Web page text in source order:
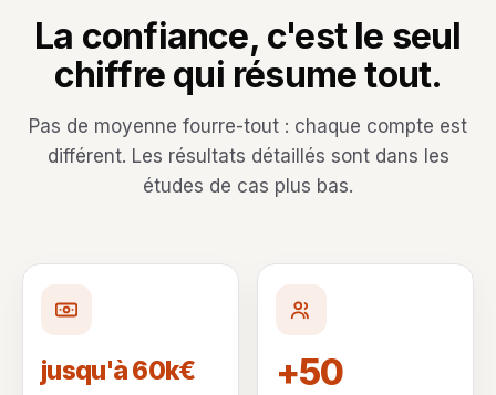
La confiance, c'est le seul
chiffre qui résume tout.
Pas de moyenne fourre-tout : chaque compte est
différent. Les résultats détaillés sont dans les
études de cas plus bas.
jusqu'à 60k€ +50